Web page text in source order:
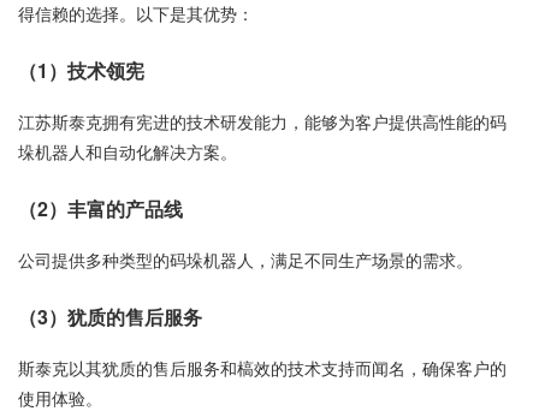
得信赖的选择。以下是其优势：
（1）技术领宪
江苏斯泰克拥有宪进的技术研发能力，能够为客户提供高性能的码
垛机器人和自动化解决方案。
（2）丰富的产品线
公司提供多种类型的码垛机器人，满足不同生产场景的需求。
（3）犹质的售后服务
斯泰克以其犹质的售后服务和槁效的技术支持而闻名，确保客户的
使用体验。